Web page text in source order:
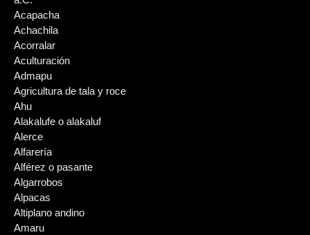
Acapacha
Achachila
Acorralar
Aculturación
Admapu
Agricultura de tala y roce
Ahu
Alakalufe o alakaluf
Alerce
Alfarería
Alférez o pasante
Algarrobos
Alpacas
Altiplano andino
Amaru